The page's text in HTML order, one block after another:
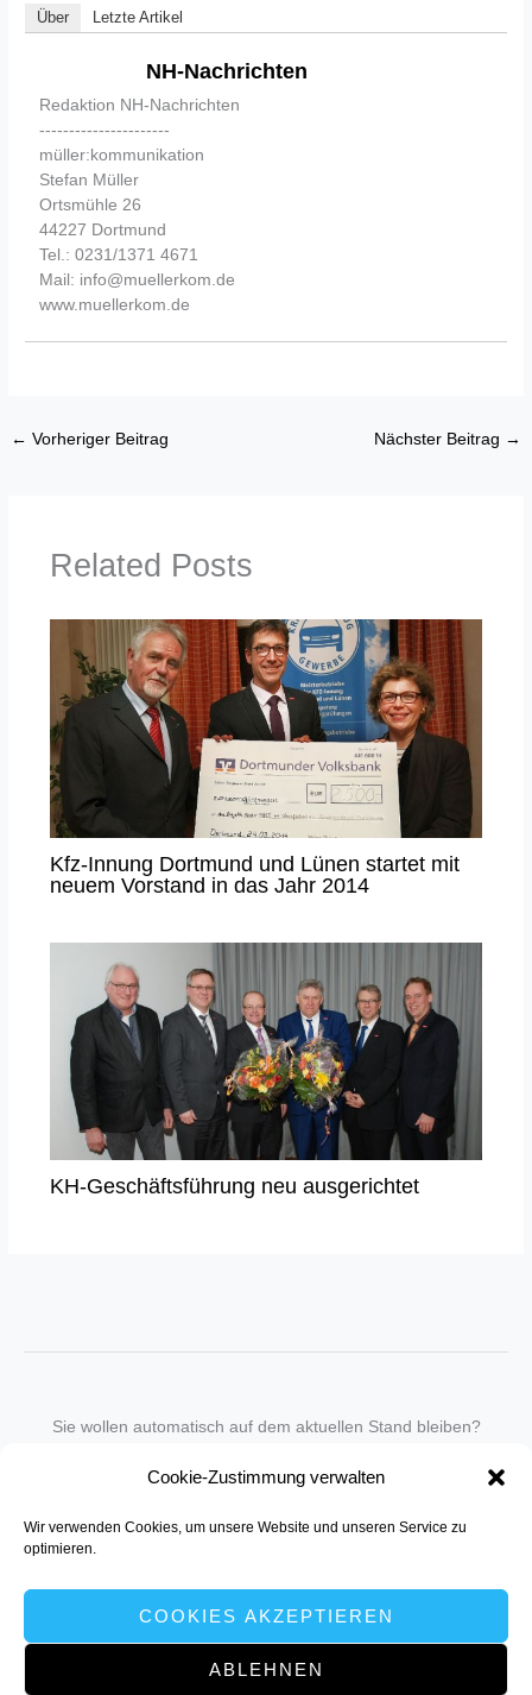
Cookie-Zustimmung verwalten
Wir verwenden Cookies, um unsere Website und unseren Service zu
optimieren.
COOKIES AKZEPTIEREN
ABLEHNEN
Über Letzte Artikel
NH-Nachrichten
Redaktion NH-Nachrichten
----------------------
müller:kommunikation
Stefan Müller
Ortsmühle 26
44227 Dortmund
Tel.: 0231/1371 4671
Mail: info@muellerkom.de
www.muellerkom.de
← Vorheriger Beitrag Nächster Beitrag →
Related Posts
Kfz-Innung Dortmund und Lünen startet mit
neuem Vorstand in das Jahr 2014
KH-Geschäftsführung neu ausgerichtet
Sie wollen automatisch auf dem aktuellen Stand bleiben?
in unseren Newsletter-Service auf.
Senden Sie für ein Angebot einfach eine